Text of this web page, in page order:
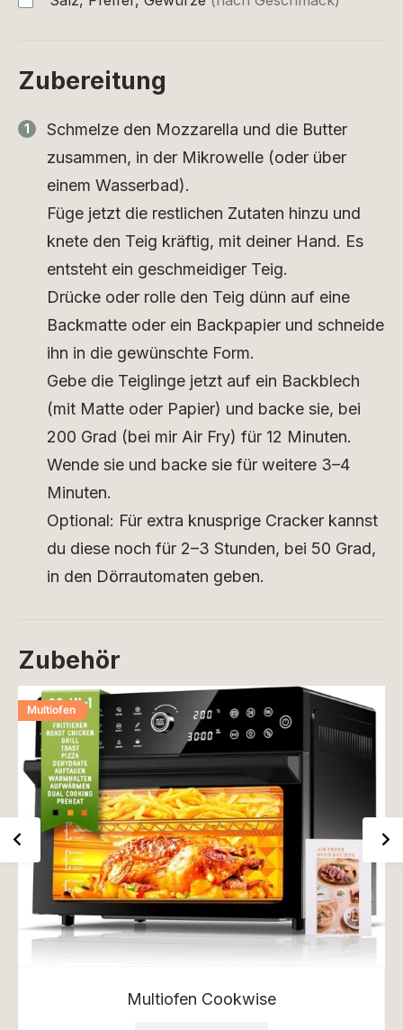
Zubereitung
Schmelze den Mozzarella und die Butter
zusammen, in der Mikrowelle (oder über
einem Wasserbad).
Füge jetzt die restlichen Zutaten hinzu und
knete den Teig kräftig, mit deiner Hand. Es
entsteht ein geschmeidiger Teig.
Drücke oder rolle den Teig dünn auf eine
Backmatte oder ein Backpapier und schneide
ihn in die gewünschte Form.
Gebe die Teiglinge jetzt auf ein Backblech
(mit Matte oder Papier) und backe sie, bei
200 Grad (bei mir Air Fry) für 12 Minuten.
Wende sie und backe sie für weitere 3–4
Minuten.
Optional: Für extra knusprige Cracker kannst
du diese noch für 2–3 Stunden, bei 50 Grad,
in den Dörrautomaten geben.
Zubehör
Multiofen
Multiofen Cookwise